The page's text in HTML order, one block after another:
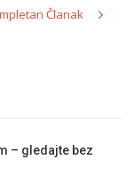
Članak
– gledajte bez